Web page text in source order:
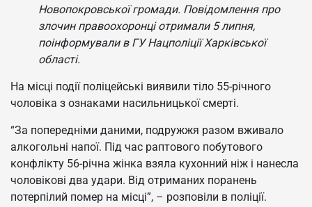
Новопокровської громади. Повідомлення про
злочин правоохоронці отримали 5 липня,
поінформували в ГУ Нацполіції Харківської
області.
На місці події поліцейські виявили тіло 55-річного
чоловіка з ознаками насильницької смерті.
“За попередніми даними, подружжя разом вживало
алкогольні напої. Під час раптового побутового
конфлікту 56-річна жінка взяла кухонний ніж і нанесла
чоловікові два удари. Від отриманих поранень
потерпілий помер на місці”, – розповіли в поліції.